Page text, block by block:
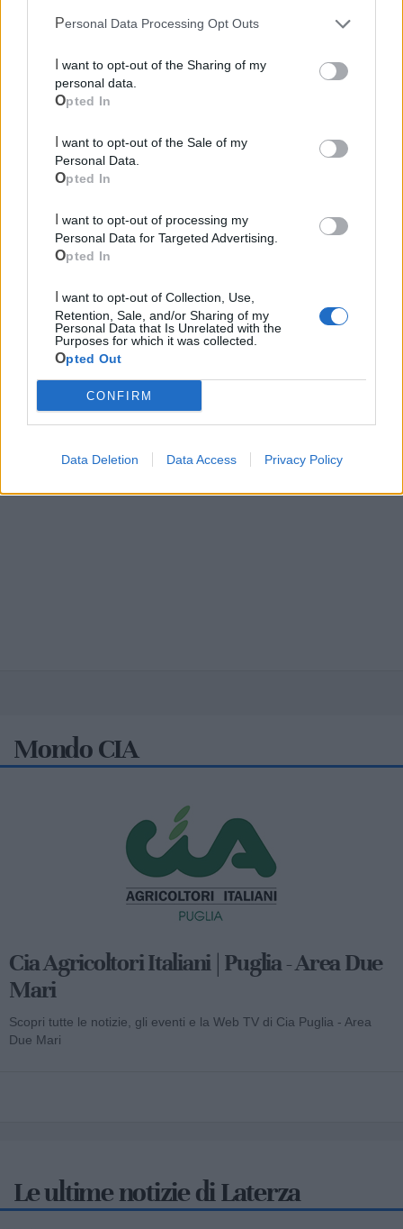
Personal Data Processing Opt Outs
personal data.
Opted In
Personal Data.
Opted In
Personal Data for Targeted Advertising.
Opted In
Retention, Sale, and/or Sharing of my
Personal Data that Is Unrelated with the
Purposes for which it was collected.
Opted Out
CONFIRM
Data Deletion Data Access Privacy Policy
Ufficio Postale
Polizia Locale
Mondo CIA
Cia Agricoltori Italiani | Puglia - Area Due
Mari
Scopri tutte le notizie, gli eventi e la Web TV di Cia Puglia - Area
Due Mari
Le ultime notizie di Laterza